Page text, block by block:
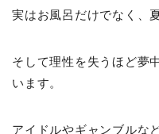
実はお風呂だけでなく、
そして理性を失うほど夢
います。
アイドルやギャンブルな